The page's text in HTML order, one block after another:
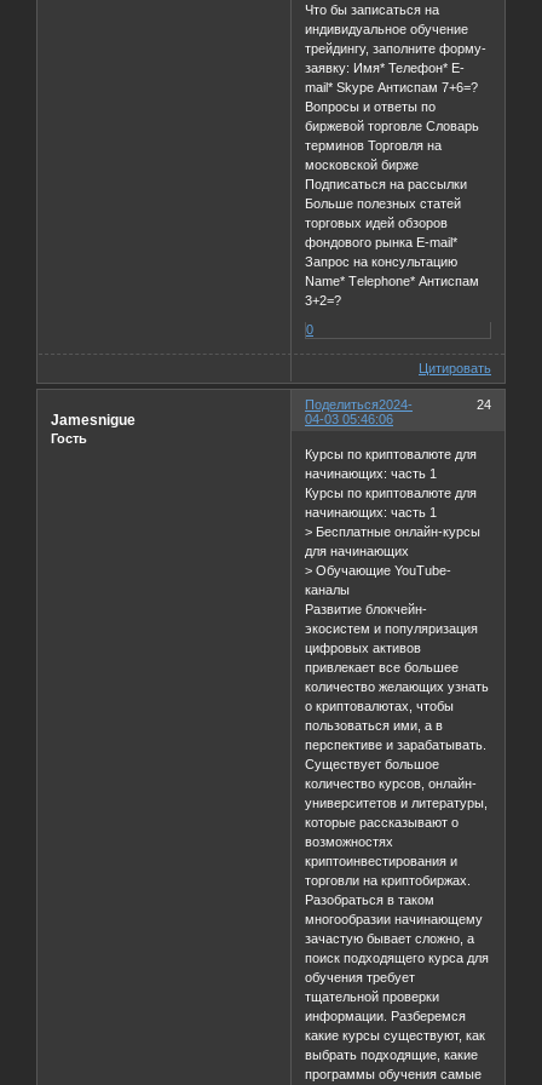
Что бы записаться на
индивидуальное обучение
трейдингу, заполните форму-
заявку: Имя* Телефон* E-
mail* Skype Антиспам 7+6=?
Вопросы и ответы по
биржевой торговле Словарь
терминов Торговля на
московской бирже
Подписаться на рассылки
Больше полезных статей
торговых идей обзоров
фондового рынка E-mail*
Запрос на консультацию
Name* Тelephone* Антиспам
3+2=?
0
Цитировать
Поделиться 24
2024-
04-03 05:46:06
Jamesnigue
Гость
Курсы по криптовалюте для
начинающих: часть 1
Курсы по криптовалюте для
начинающих: часть 1
> Бесплатные онлайн-курсы
для начинающих
> Обучающие YouTube-
каналы
Развитие блокчейн-
экосистем и популяризация
цифровых активов
привлекает все большее
количество желающих узнать
о криптовалютах, чтобы
пользоваться ими, а в
перспективе и зарабатывать.
Существует большое
количество курсов, онлайн-
университетов и литературы,
которые рассказывают о
возможностях
криптоинвестирования и
торговли на криптобиржах.
Разобраться в таком
многообразии начинающему
зачастую бывает сложно, а
поиск подходящего курса для
обучения требует
тщательной проверки
информации. Разберемся
какие курсы существуют, как
выбрать подходящие, какие
программы обучения самые